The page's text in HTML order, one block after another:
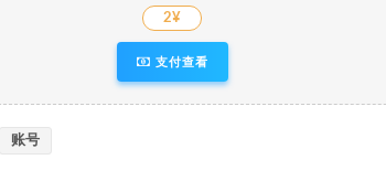
2¥
支付查看
账号